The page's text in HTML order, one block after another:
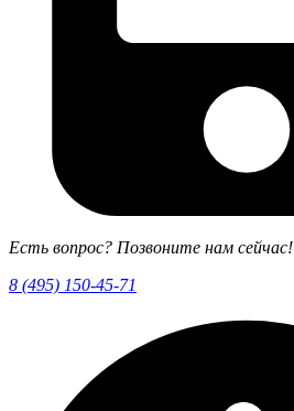
Есть вопрос? Позвоните нам сейчас!
8 (495) 150-45-71